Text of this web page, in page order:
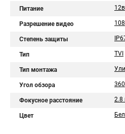
Питание 12в
Разрешение видео
Степень защиты
Тип TVI
Тип монтажа
Угол обзора 360
Фокусное расстояние 2.8
Цвет